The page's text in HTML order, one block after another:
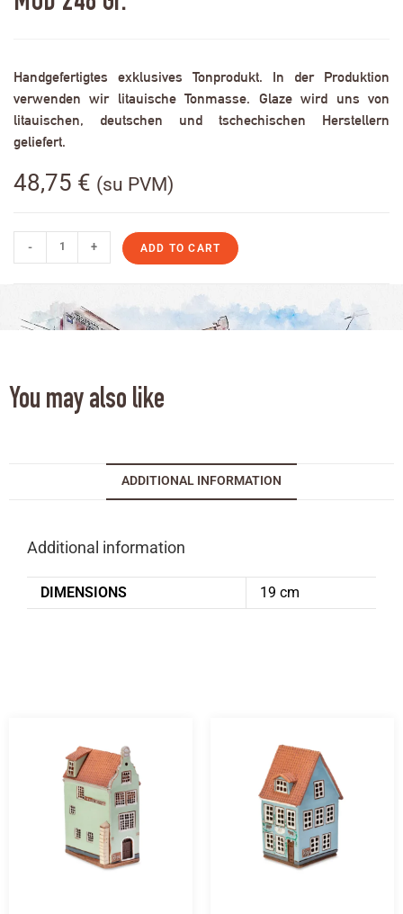
Handgefertigtes exklusives Tonprodukt. In der Produktion
verwenden wir litauische Tonmasse. Glaze wird uns von
litauischen, deutschen und tschechischen Herstellern
geliefert.
48,75 € (su PVM)
- + ADD TO CART
You may also like
ADDITIONAL INFORMATION
Additional information
DIMENSIONS 19 cm